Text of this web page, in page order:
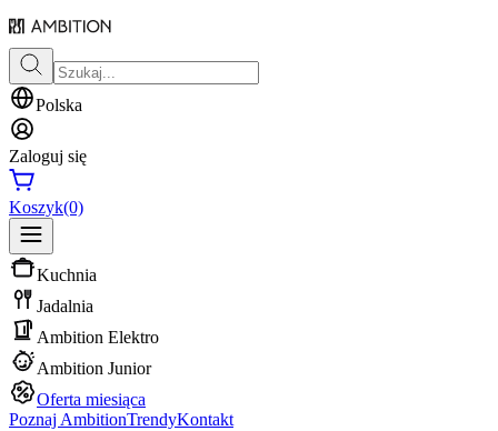
Polska
Zaloguj się
Koszyk(0)
Kuchnia
Jadalnia
Ambition Elektro
Ambition Junior
Oferta miesiąca
Poznaj AmbitionTrendyKontakt